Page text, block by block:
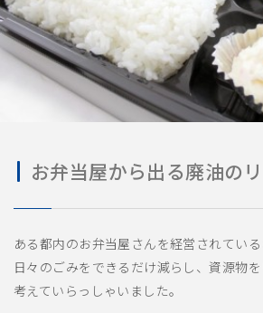
お弁当屋から出る廃油の
ある都内のお弁当屋さんを経営されている
日々のごみをできるだけ減らし、資源物
考えていらっしゃいました。